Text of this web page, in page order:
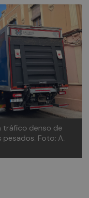
tráfico denso de
pesados. Foto: A.